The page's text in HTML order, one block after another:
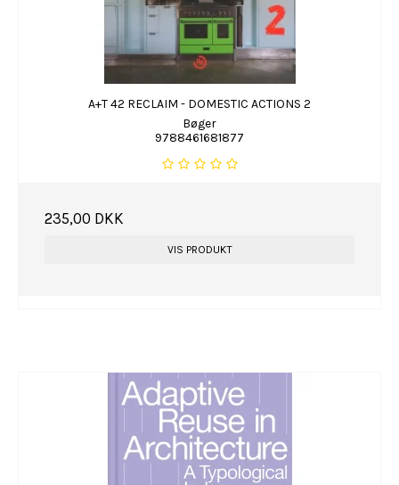
A+T 42 RECLAIM - DOMESTIC ACTIONS 2
Bøger
9788461681877
235,00 DKK
VIS PRODUKT